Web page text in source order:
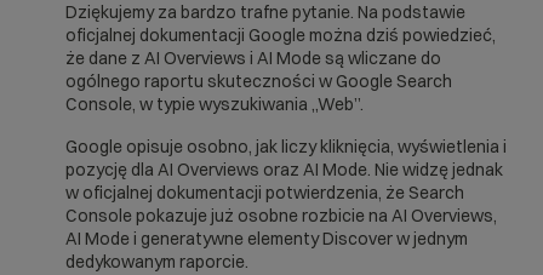
Dziękujemy za bardzo trafne pytanie. Na podstawie
oficjalnej dokumentacji Google można dziś powiedzieć,
że dane z AI Overviews i AI Mode są wliczane do
ogólnego raportu skuteczności w Google Search
Console, w typie wyszukiwania „Web”.
Google opisuje osobno, jak liczy kliknięcia, wyświetlenia i
pozycję dla AI Overviews oraz AI Mode. Nie widzę jednak
w oficjalnej dokumentacji potwierdzenia, że Search
Console pokazuje już osobne rozbicie na AI Overviews,
AI Mode i generatywne elementy Discover w jednym
dedykowanym raporcie.